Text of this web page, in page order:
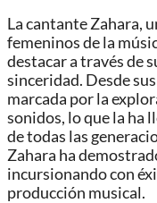
La cantante Zahara,
femeninos de la
destacar a través de
sinceridad. Desde
marcada por la
sonidos, lo que la ha
de todas las
Zahara ha
incursionando con
producción musical.